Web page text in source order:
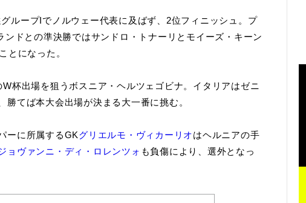
ループIでノルウェー代表に及ばず、2位フィニッシュ。プ
ドとの準決勝ではサンドロ・トナーリとモイーズ・キーン
とになった。
出場を狙うボスニア・ヘルツェゴビナ。イタリアはゼニ
てば本大会出場が決まる大一番に挑む。
ーに所属するGKグリエルモ・ヴィカーリオはヘルニアの手
ョヴァンニ・ディ・ロレンツォ も負傷により、選外となっ